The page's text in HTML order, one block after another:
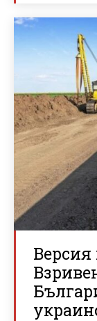
Версия